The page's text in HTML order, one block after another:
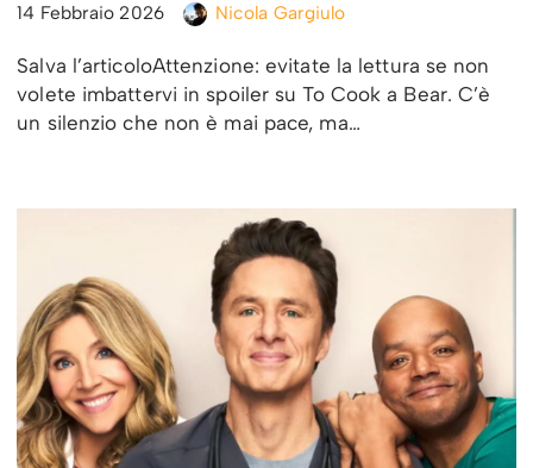
14 Febbraio 2026 Nicola Gargiulo
Salva l’articoloAttenzione: evitate la lettura se non
volete imbattervi in spoiler su To Cook a Bear. C’è
un silenzio che non è mai pace, ma…